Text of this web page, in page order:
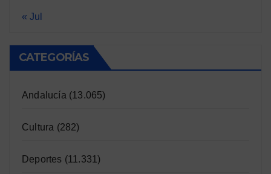
« Jul
CATEGORÍAS
Andalucía (13.065)
Cultura (282)
Deportes (11.331)